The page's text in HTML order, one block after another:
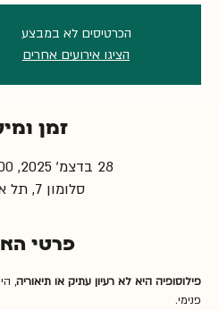
הכרטיסים לא במבצע
הציגו אירועים אחרים
זמן
28 בדצמ׳ 2025, 20:00 – 22:00
סלומון 7, תל אביב-יפו
פרטי
פילוסופיה היא לא רעיון עתיק או תיאוריה,
פנימי.